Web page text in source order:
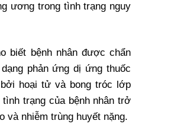
ương trong tình trạng nguy
biết bệnh nhân được chẩn
phản ứng dị ứng thuốc
hoại tử và bong tróc lớp
trạng của bệnh nhân trở
và nhiễm trùng huyết nặng.